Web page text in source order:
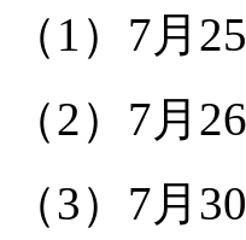
（1）7月
（2）7月
（3）7月